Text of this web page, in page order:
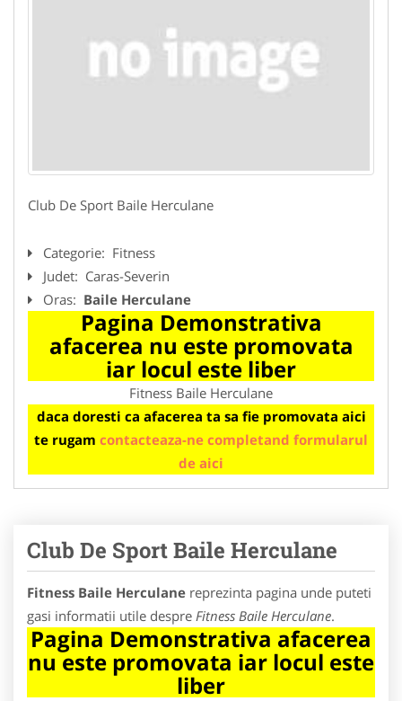
Club De Sport Baile Herculane
Categorie: Fitness
Judet: Caras-Severin
Oras: Baile Herculane
Pagina Demonstrativa
afacerea nu este promovata
iar locul este liber
Fitness Baile Herculane
daca doresti ca afacerea ta sa fie promovata aici
te rugam contacteaza-ne completand formularul
de aici
Club De Sport Baile Herculane
Fitness Baile Herculane reprezinta pagina unde puteti
gasi informatii utile despre Fitness Baile Herculane.
Pagina Demonstrativa afacerea
nu este promovata iar locul este
liber